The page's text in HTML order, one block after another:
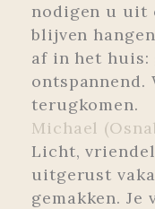
nodigen u uit
blijven
af in het huis:
ontspannend.
terugkomen.
Michael
Licht,
uitgerust
gemakken.